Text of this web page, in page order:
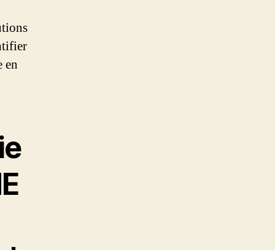
en